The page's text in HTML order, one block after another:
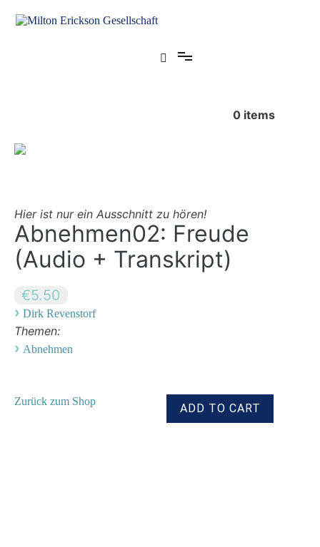
Inhalt
0 items
Hier ist nur ein Ausschnitt zu hören!
Abnehmen02: Freude
(Audio + Transkript)
€5.50
› Dirk Revenstorf
Themen:
› Abnehmen
Zurück zum Shop